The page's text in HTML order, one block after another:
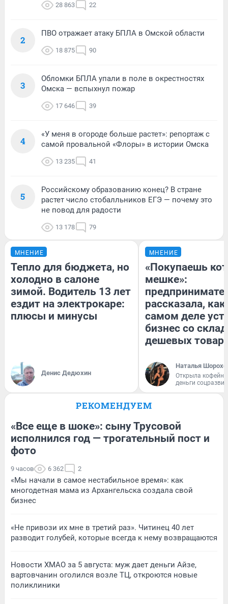
28 863 22
2
ПВО отражает атаку БПЛА в Омской области
18 875 90
3
Обломки БПЛА упали в поле в окрестностях
Омска — вспыхнул пожар
17 646 39
4
«У меня в огороде больше растет»: репортаж с
самой провальной «Флоры» в истории Омска
13 235 41
5
Российскому образованию конец? В стране
растет число стобалльников ЕГЭ — почему это
не повод для радости
13 178 79
МНЕНИЕ
Тепло для бюджета, но
холодно в салоне
зимой. Водитель 13 лет
ездит на электрокаре:
плюсы и минусы
Денис Дедюхин
МНЕНИЕ
«Покупаешь
мешке»:
рассказала, как
самом деле
бизнес со
дешевых
Наталья
Открыла
деньги
РЕКОМЕНДУЕМ
«Все еще в шоке»: сыну Трусовой
исполнился год — трогательный пост и
фото
9 часов 6 362 2
«Мы начали в самое нестабильное время»: как
многодетная мама из Архангельска создала свой
бизнес
«Не привози их мне в третий раз». Читинец 40 лет
разводит голубей, которые всегда к нему возвращаются
Новости ХМАО за 5 августа: муж дает деньги Айзе,
вартовчанин оголился возле ТЦ, откроются новые
поликлиники